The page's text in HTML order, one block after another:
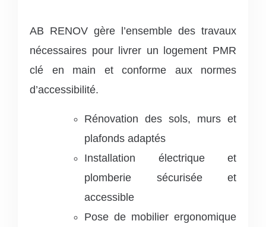
AB RENOV gère l’ensemble des travaux
nécessaires pour livrer un logement PMR
clé en main et conforme aux normes
d’accessibilité.
Rénovation des sols, murs et
plafonds adaptés
Installation électrique et
plomberie sécurisée et
accessible
Pose de mobilier ergonomique